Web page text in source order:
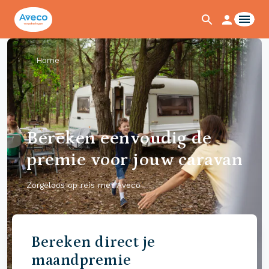
Home
Bereken eenvoudig de
premie voor jouw caravan
Zorgeloos op reis met Aveco
Bereken direct je
maandpremie